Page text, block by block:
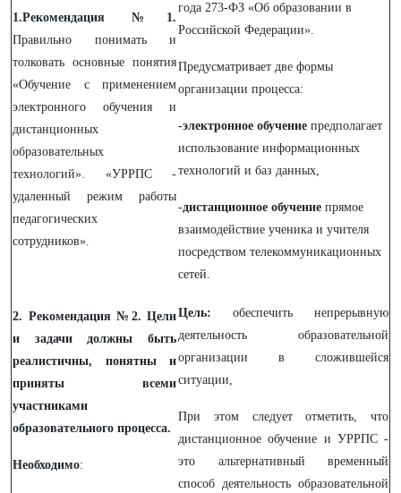
1.Рекомендация №1.
Правильно понимать и
толковать основные понятия
«Обучение с применением
электронного обучения и
дистанционных
образовательных
технологий». «УРРПС -
удаленный режим работы
педагогических
сотрудников».
года 273-ФЗ «Об образовании в
Российской Федерации».
Предусматривает две формы
организации процесса:
-электронное обучение предполагает
использование информационных
технологий и баз данных,
-дистанционное обучение прямое
взаимодействие ученика и учителя
посредством телекоммуникационных
сетей.
2. Рекомендация №2. Цели
и задачи должны быть
реалистичны, понятны и
приняты всеми
участниками
образовательного процесса.
Необходимо:
Цель: обеспечить непрерывную
деятельность образовательной
организации в сложившейся
ситуации,
При этом следует отметить, что
дистанционное обучение и УРРПС -
это альтернативный временный
способ деятельность образовательной